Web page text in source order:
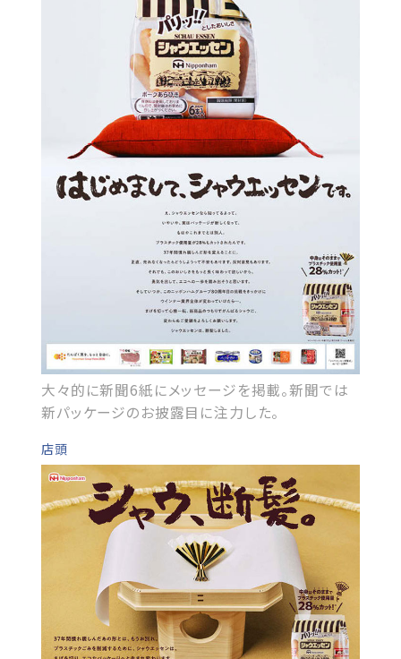
大々的に新聞6紙にメッセージを掲載。新聞では
新パッケージのお披露目に注力した。
店頭